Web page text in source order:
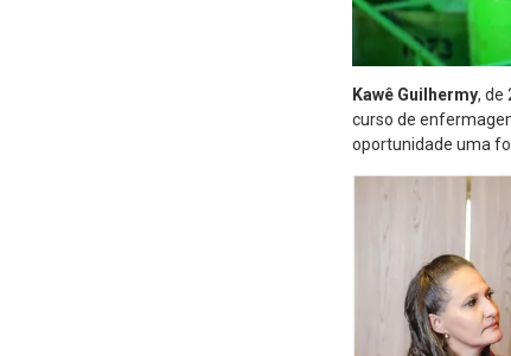
Kawê Guilhermy, de
curso de
oportunidade uma